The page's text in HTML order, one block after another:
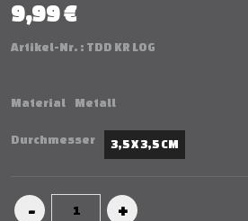
9,99 €
Artikel-Nr. : TDD KR LOG
Material Metall
Durchmesser 3,5 X 3,5 CM